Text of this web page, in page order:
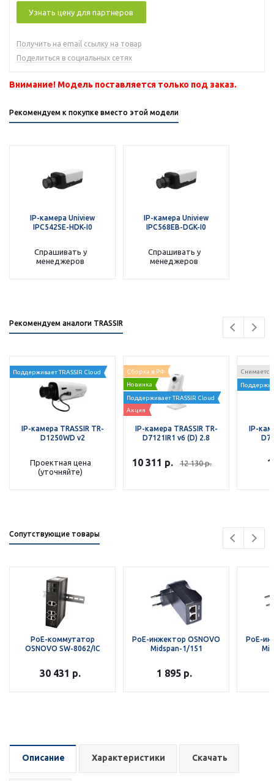
Узнать цену для партнеров
Получить на email ссылку на товар
Поделиться в социальных сетях
Внимание! Модель поставляется только под заказ.
Рекомендуем к покупке вместо этой модели
IP-камера Uniview
IPC542SE-HDK-I0
Спрашивать у
менеджеров
IP-камера Uniview
IPC568EB-DGK-I0
Спрашивать у
менеджеров
Рекомендуем аналоги TRASSIR
Поддерживает TRASSIR Cloud
IP-камера TRASSIR TR-
D1250WD v2
Проектная цена
(уточняйте)
Сборка в РФ
Новинка
Поддерживает TRASSIR Cloud
Акция
IP-камера TRASSIR TR-
D7121IR1 v6 (D) 2.8
10 311 р. 12 130р.
Снимается
IP-
Сопутствующие товары
PoE-коммутатор
OSNOVO SW-8062/IC
30 431 р.
PoE-инжектор OSNOVO
Midspan-1/151
1 895р.
PoE-
Описание Характеристики Скачать